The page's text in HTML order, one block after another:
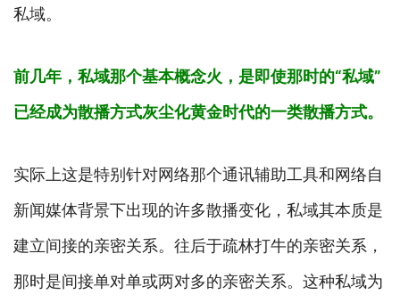
私域。
前几年，私域那个基本概念火，是即使那时的“私域”
已经成为散播方式灰尘化黄金时代的一类散播方式。
实际上这是特别针对网络那个通讯辅助工具和网络自
新闻媒体背景下出现的许多散播变化，私域其本质是
建立间接的亲密关系。往后于疏林打牛的亲密关系，
那时是间接单对单或两对多的亲密关系。这种私域为